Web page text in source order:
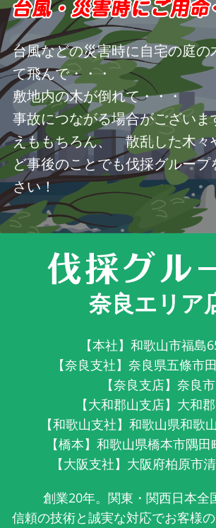
台風などの災害時に自宅の庭の
て飛んで・・・
敷地内の木が倒れて・・・
事故につながる場合がございま
えももちろん、 散乱した木々
ど事後のことでも伐採グループ
さい！
奈良エリア
【本社】和歌山市福島
【奈良支社】奈良県五條市
【奈良支店】奈良市
【大和郡山支店】大和
【和歌山支社】和歌山県和歌
【橋本】和歌山県橋本市隅田
【大阪支社】大阪府柏原市
創業20年。関東・関西日本全
信頼の技術と誠実な対応でお客様